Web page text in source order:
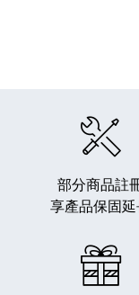
部分商品註
享產品保固